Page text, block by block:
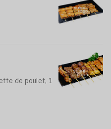
de poulet, 1